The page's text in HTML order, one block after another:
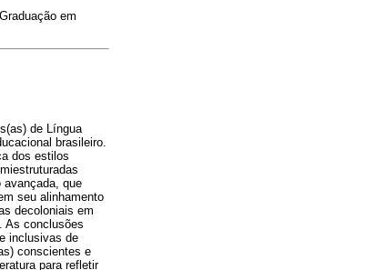
em
de Língua
brasileiro.
dos estilos
avançada, que
seu alinhamento
decoloniais em
As conclusões
inclusivas de
conscientes e
para refletir